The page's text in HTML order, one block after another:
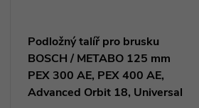
Podložný talíř pro brusku
BOSCH / METABO 125 mm
PEX 300 AE, PEX 400 AE,
Advanced Orbit 18, Universal